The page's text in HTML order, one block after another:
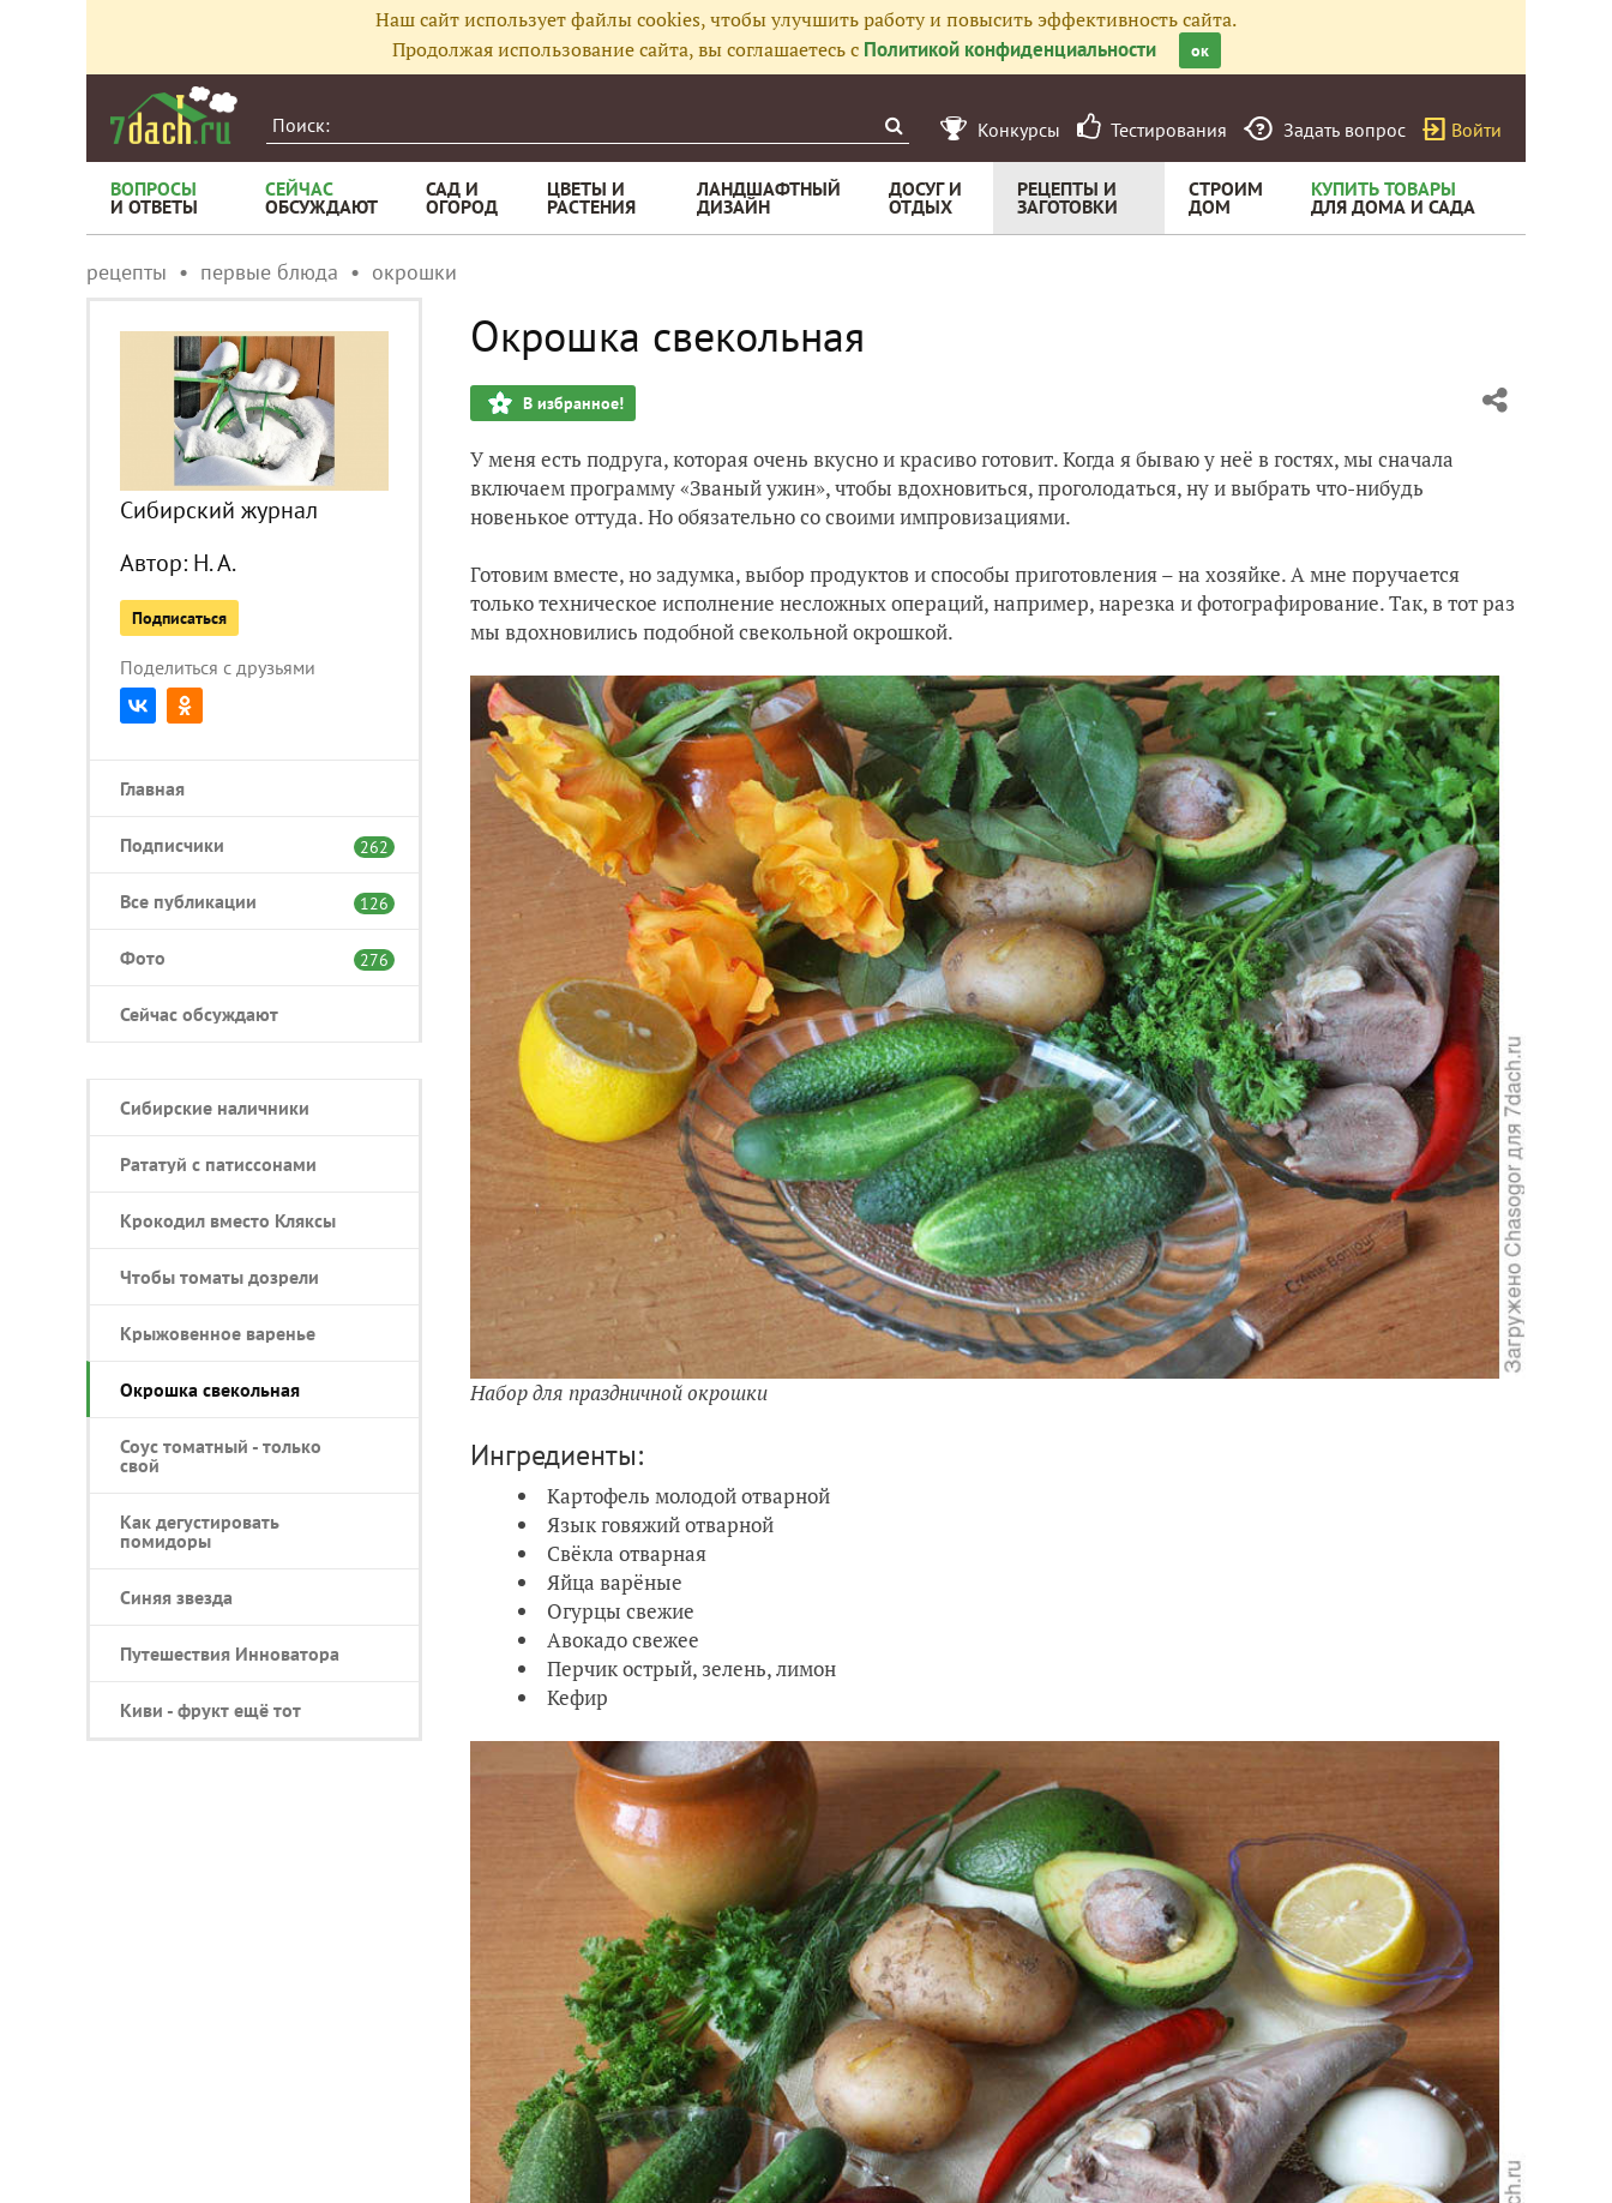
Наш сайт использует файлы cookies, чтобы улучшить работу и повысить эффективность сайта.
Продолжая использование сайта, вы соглашаетесь с Политикой конфиденциальности ок
Конкурсы Тестирования Задать вопрос Войти
ВОПРОСЫ
И ОТВЕТЫ
СЕЙЧАС
ОБСУЖДАЮТ
САД И
ОГОРОД
ЦВЕТЫ И
РАСТЕНИЯ
ЛАНДШАФТНЫЙ
ДИЗАЙН
ДОСУГ И
ОТДЫХ
РЕЦЕПТЫ И
ЗАГОТОВКИ
СТРОИМ
ДОМ
КУПИТЬ ТОВАРЫ
ДЛЯ ДОМА И САДА
рецепты первые блюда окрошки
Сибирский журнал
Автор: Н. А.
Подписаться
Поделиться с друзьями
Главная
Подписчики 262
Все публикации 126
Фото 276
Сейчас обсуждают
Сибирские наличники
Рататуй с патиссонами
Крокодил вместо Кляксы
Чтобы томаты дозрели
Крыжовенное варенье
Окрошка свекольная
Соус томатный - только
свой
Как дегустировать
помидоры
Синяя звезда
Путешествия Инноватора
Киви - фрукт ещё тот
Окрошка свекольная
В избранное!
У меня есть подруга, которая очень вкусно и красиво готовит. Когда я бываю у неё в гостях, мы сначала
включаем программу «Званый ужин», чтобы вдохновиться, проголодаться, ну и выбрать что-нибудь
новенькое оттуда. Но обязательно со своими импровизациями.
Готовим вместе, но задумка, выбор продуктов и способы приготовления – на хозяйке. А мне поручается
только техническое исполнение несложных операций, например, нарезка и фотографирование. Так, в тот раз
мы вдохновились подобной свекольной окрошкой.
Набор для праздничной окрошки
Ингредиенты:
Картофель молодой отварной
Язык говяжий отварной
Свёкла отварная
Яйца варёные
Огурцы свежие
Авокадо свежее
Перчик острый, зелень, лимон
Кефир